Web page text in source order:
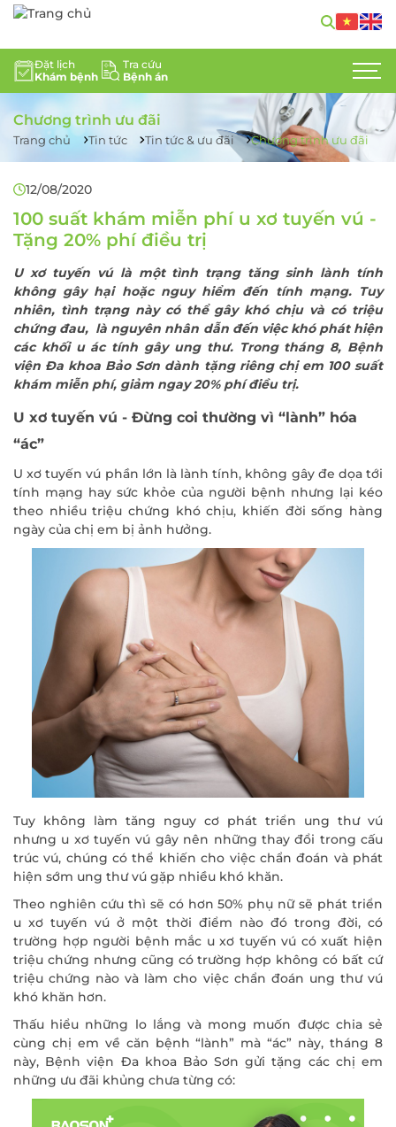
Đặt lịch
Khám bệnh
Tra cứu
Bệnh án
CHUYÊN KHOA
DỊCH VỤ Y TẾ
TIN TỨC
LIÊN HỆ
TUYỂN DỤNG
Chương trình ưu đãi
Trang chủ Tin tức Tin tức & ưu đãi Chương trình ưu đãi
12/08/2020
100 suất khám miễn phí u xơ tuyến vú -
Tặng 20% phí điều trị
U xơ tuyến vú là một tình trạng tăng sinh lành tính
không gây hại hoặc nguy hiểm đến tính mạng. Tuy
nhiên, tình trạng này có thể gây khó chịu và có triệu
chứng đau, là nguyên nhân dẫn đến việc khó phát hiện
các khối u ác tính gây ung thư. Trong tháng 8, Bệnh
viện Đa khoa Bảo Sơn dành tặng riêng chị em 100 suất
khám miễn phí, giảm ngay 20% phí điều trị.
U xơ tuyến vú - Đừng coi thường vì “lành” hóa
“ác”
U xơ tuyến vú phần lớn là lành tính, không gây đe dọa tới
tính mạng hay sức khỏe của người bệnh nhưng lại kéo
theo nhiều triệu chứng khó chịu, khiến đời sống hàng
ngày của chị em bị ảnh hưởng.
Tuy không làm tăng nguy cơ phát triển ung thư vú
nhưng u xơ tuyến vú gây nên những thay đổi trong cấu
trúc vú, chúng có thể khiến cho việc chẩn đoán và phát
hiện sớm ung thư vú gặp nhiều khó khăn.
Theo nghiên cứu thì sẽ có hơn 50% phụ nữ sẽ phát triển
u xơ tuyến vú ở một thời điểm nào đó trong đời, có
trường hợp người bệnh mắc u xơ tuyến vú có xuất hiện
triệu chứng nhưng cũng có trường hợp không có bất cứ
triệu chứng nào và làm cho việc chẩn đoán ung thư vú
khó khăn hơn.
Thấu hiểu những lo lắng và mong muốn được chia sẻ
cùng chị em về căn bệnh “lành” mà “ác” này, tháng 8
này, Bệnh viện Đa khoa Bảo Sơn gửi tặng các chị em
những ưu đãi khủng chưa từng có: